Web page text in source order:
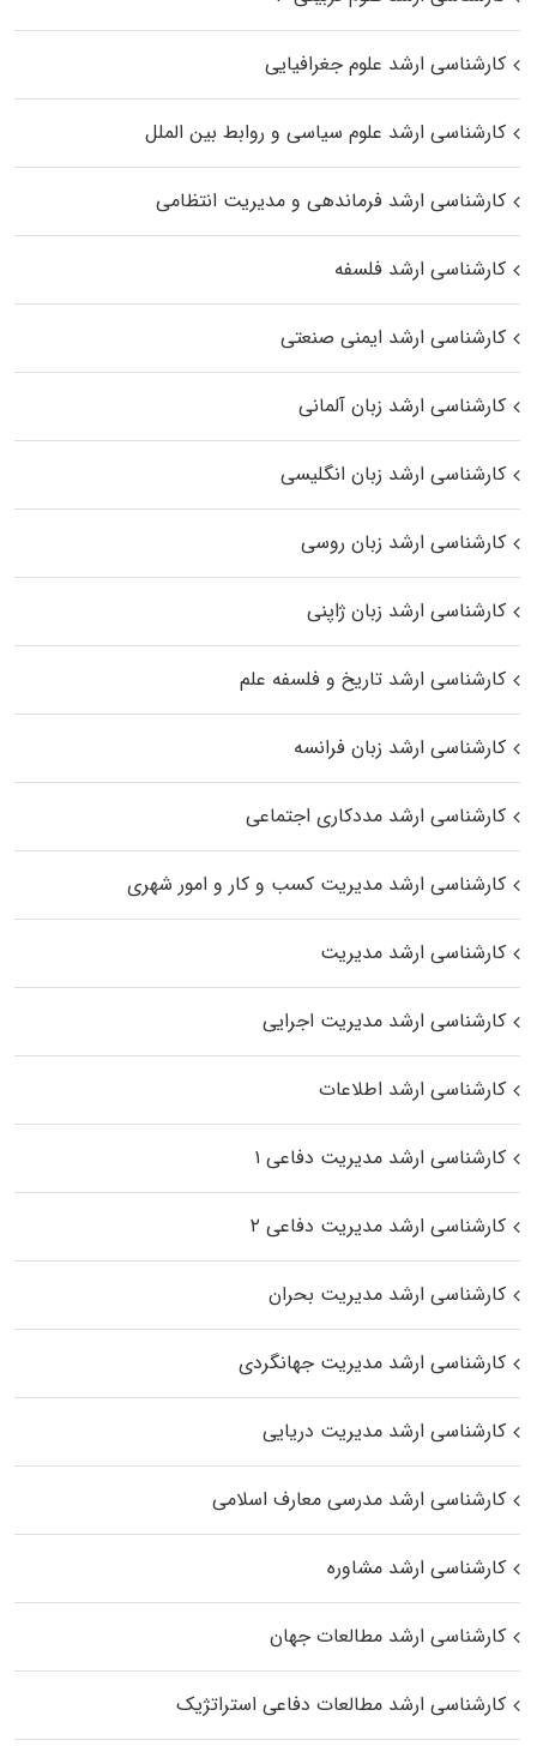
کارشناسی ارشد علوم جغرافیایی
کارشناسی ارشد علوم سیاسی و روابط بین الملل
کارشناسی ارشد فرماندهی و مدیریت انتظامی
کارشناسی ارشد فلسفه
کارشناسی ارشد ایمنی صنعتی
کارشناسی ارشد زبان آلمانی
کارشناسی ارشد زبان انگلیسی
کارشناسی ارشد زبان روسی
کارشناسی ارشد زبان ژاپنی
کارشناسی ارشد تاریخ و فلسفه علم
کارشناسی ارشد زبان فرانسه
کارشناسی ارشد مددکاری اجتماعی
کارشناسی ارشد مدیریت کسب و کار و امور شهری
کارشناسی ارشد مدیریت
کارشناسی ارشد مدیریت اجرایی
کارشناسی ارشد اطلاعات
کارشناسی ارشد مدیریت دفاعی ۱
کارشناسی ارشد مدیریت دفاعی ۲
کارشناسی ارشد مدیریت بحران
کارشناسی ارشد مدیریت جهانگردی
کارشناسی ارشد مدیریت دریایی
کارشناسی ارشد مدرسی معارف اسلامی
کارشناسی ارشد مشاوره
کارشناسی ارشد مطالعات جهان
کارشناسی ارشد مطالعات دفاعی استراتژیک